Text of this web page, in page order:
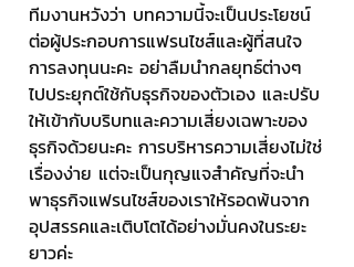
ทีมงานหวังว่า บทความนี้จะเป็นประโยชน์
ต่อผู้ประกอบการแฟรนไชส์และผู้ที่สนใจ
การลงทุนนะคะ อย่าลืมนำกลยุทธ์ต่างๆ
ไปประยุกต์ใช้กับธุรกิจของตัวเอง และปรับ
ให้เข้ากับบริบทและความเสี่ยงเฉพาะของ
ธุรกิจด้วยนะคะ การบริหารความเสี่ยงไม่ใช่
เรื่องง่าย แต่จะเป็นกุญแจสำคัญที่จะนำ
พาธุรกิจแฟรนไชส์ของเราให้รอดพ้นจาก
อุปสรรคและเติบโตได้อย่างมั่นคงในระยะ
ยาวค่ะ